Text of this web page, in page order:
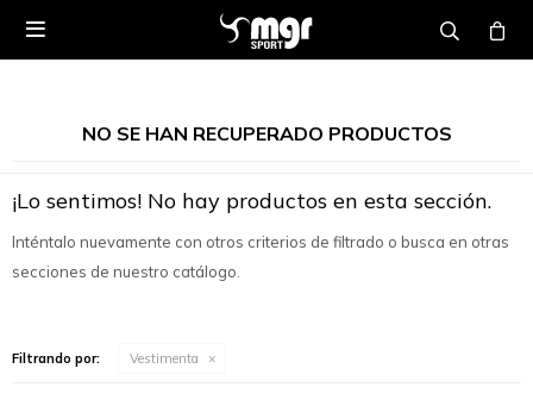

NO SE HAN RECUPERADO PRODUCTOS
¡Lo sentimos! No hay productos en esta sección.
Inténtalo nuevamente con otros criterios de filtrado o busca en otras
secciones de nuestro catálogo.
Filtrando por: Vestimenta